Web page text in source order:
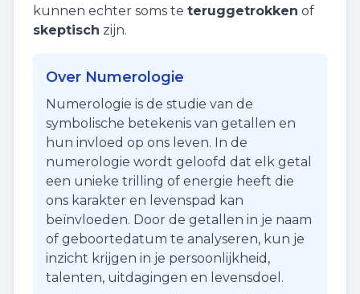
kunnen echter soms te teruggetrokken of
skeptisch zijn.
Over Numerologie
Numerologie is de studie van de
symbolische betekenis van getallen en
hun invloed op ons leven. In de
numerologie wordt geloofd dat elk getal
een unieke trilling of energie heeft die
ons karakter en levenspad kan
beïnvloeden. Door de getallen in je naam
of geboortedatum te analyseren, kun je
inzicht krijgen in je persoonlijkheid,
talenten, uitdagingen en levensdoel.